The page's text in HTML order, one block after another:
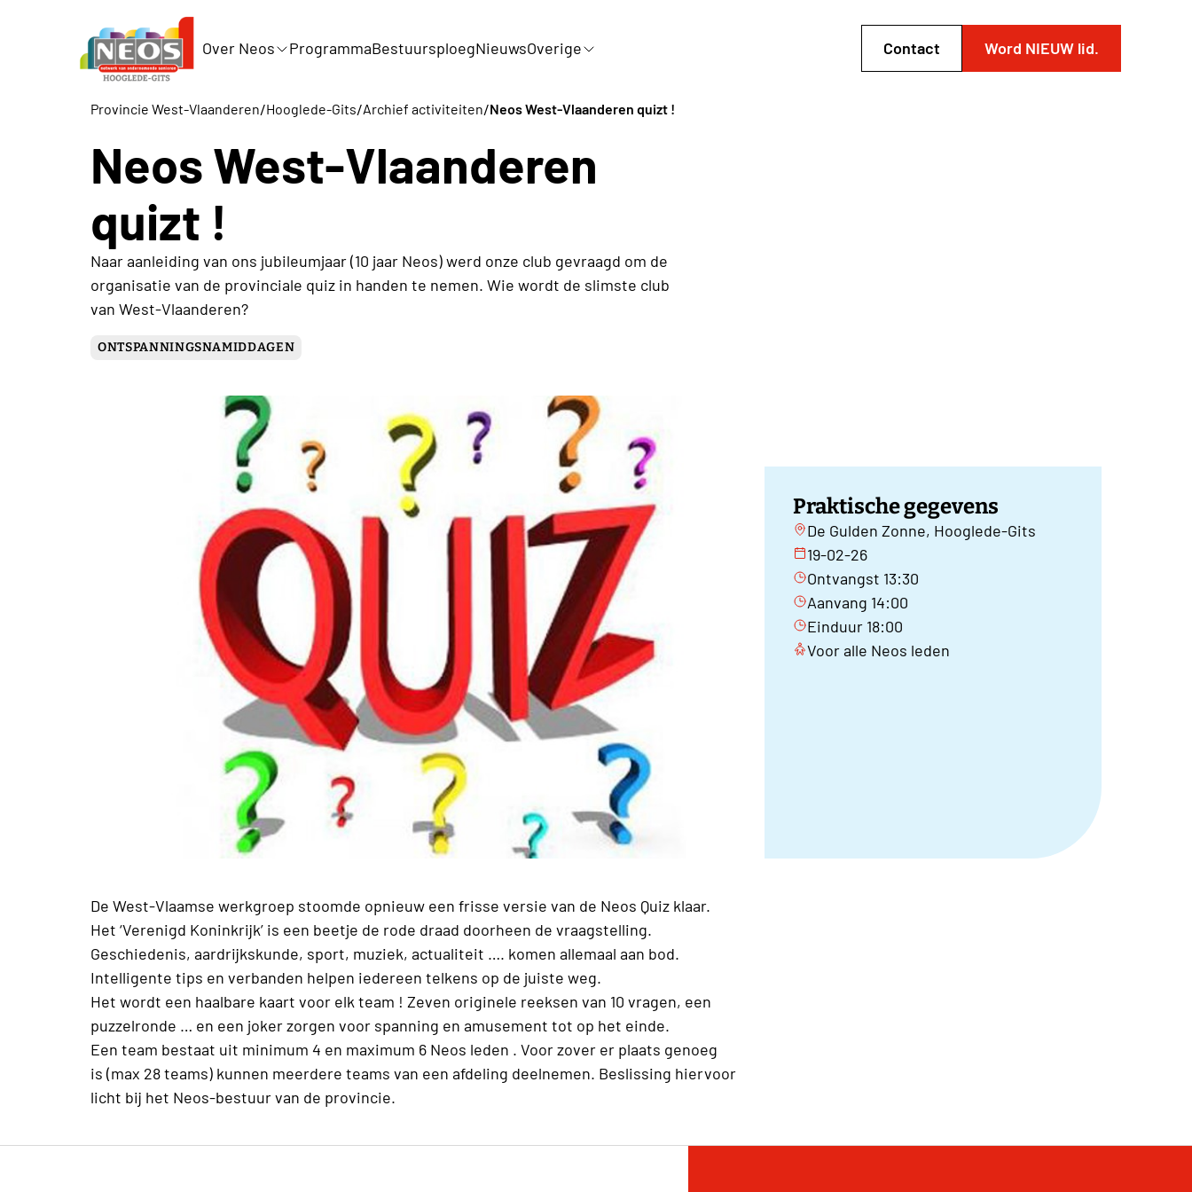
Over Neos ProgrammaBestuursploegNieuwsOverige Contact Word NIEUW lid.
Provincie West-Vlaanderen/Hooglede-Gits/Archief activiteiten/Neos West-Vlaanderen quizt !
Neos West-Vlaanderen
quizt !
Naar aanleiding van ons jubileumjaar (10 jaar Neos) werd onze club gevraagd om de
organisatie van de provinciale quiz in handen te nemen. Wie wordt de slimste club
van West-Vlaanderen?
ONTSPANNINGSNAMIDDAGEN
Praktische gegevens
De Gulden Zonne, Hooglede-Gits
19-02-26
Ontvangst 13:30
Aanvang 14:00
Einduur 18:00
Voor alle Neos leden
De West-Vlaamse werkgroep stoomde opnieuw een frisse versie van de Neos Quiz klaar.
Het ‘Verenigd Koninkrijk’ is een beetje de rode draad doorheen de vraagstelling.
Geschiedenis, aardrijkskunde, sport, muziek, actualiteit …. komen allemaal aan bod.
Intelligente tips en verbanden helpen iedereen telkens op de juiste weg.
Het wordt een haalbare kaart voor elk team ! Zeven originele reeksen van 10 vragen, een
puzzelronde … en een joker zorgen voor spanning en amusement tot op het einde.
Een team bestaat uit minimum 4 en maximum 6 Neos leden . Voor zover er plaats genoeg
is (max 28 teams) kunnen meerdere teams van een afdeling deelnemen. Beslissing hiervoor
licht bij het Neos-bestuur van de provincie.